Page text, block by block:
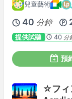
兒童藝術
40 分鐘
提供試聽 40 分
預
☆フィ